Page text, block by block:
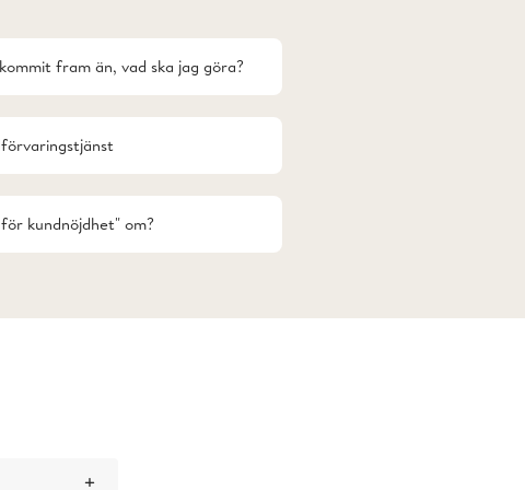
fram än, vad ska jag göra?
kundnöjdhet" om?